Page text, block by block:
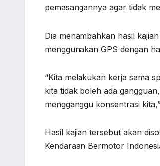
pemasangannya agar tidak
Dia menambahkan hasil
menggunakan GPS dengan
“Kita melakukan kerja sama
kita tidak boleh ada
mengganggu konsentrasi
Hasil kajian tersebut akan
Kendaraan Bermotor